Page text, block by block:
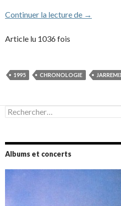
Continuer la lecture de Jarremix
→
Article lu 1036 fois
1995 CHRONOLOGIE
Rechercher :
Albums et concerts